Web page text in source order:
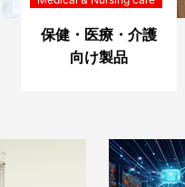
保健・医療・介護
向け製品